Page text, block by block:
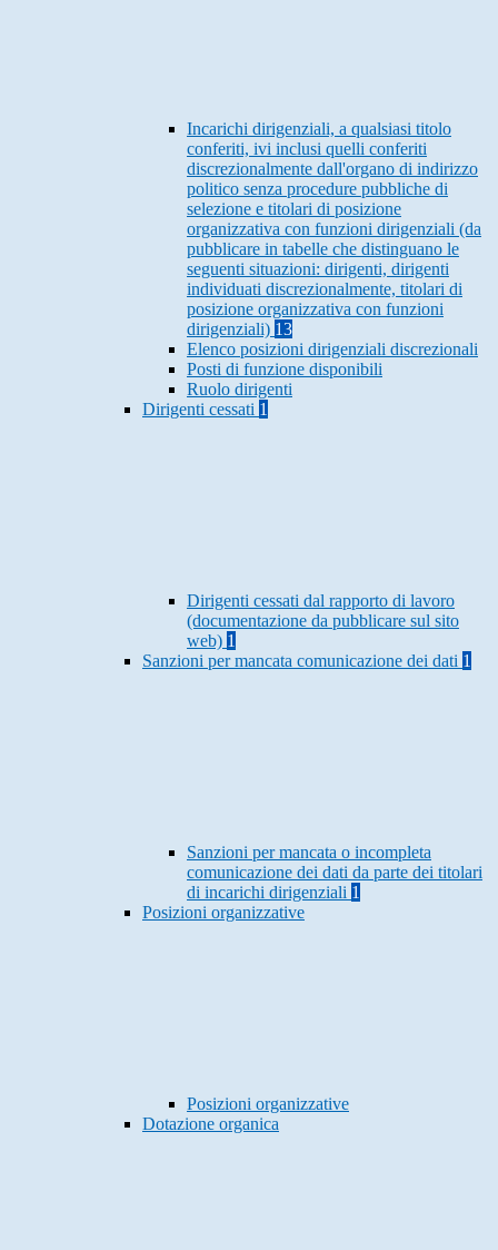
Incarichi dirigenziali, a qualsiasi titolo
conferiti, ivi inclusi quelli conferiti
discrezionalmente dall'organo di indirizzo
politico senza procedure pubbliche di
selezione e titolari di posizione
organizzativa con funzioni dirigenziali (da
pubblicare in tabelle che distinguano le
seguenti situazioni: dirigenti, dirigenti
individuati discrezionalmente, titolari di
posizione organizzativa con funzioni
dirigenziali) 13
Elenco posizioni dirigenziali discrezionali
Posti di funzione disponibili
Ruolo dirigenti
Dirigenti cessati 1
Dirigenti cessati dal rapporto di lavoro
(documentazione da pubblicare sul sito
web) 1
Sanzioni per mancata comunicazione dei dati 1
Sanzioni per mancata o incompleta
comunicazione dei dati da parte dei titolari
di incarichi dirigenziali 1
Posizioni organizzative
Posizioni organizzative
Dotazione organica